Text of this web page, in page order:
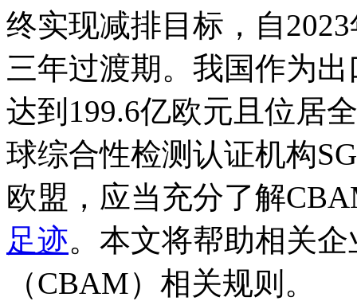
终实现减排目标，自
三年过渡期。我国作为
达到199.6亿欧元且位居
球综合性检测认证机构
欧盟，应当充分了解
足迹。本文将帮助相关
（CBAM）相关规则。